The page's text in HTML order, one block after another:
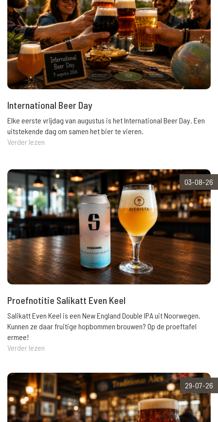
International Beer Day
Elke eerste vrijdag van augustus is het International Beer Day. Een
uitstekende dag om samen het bier te vieren.
Verder lezen
03-08-26
Proefnotitie Salikatt Even Keel
Salikatt Even Keel is een New England Double IPA uit Noorwegen.
Kunnen ze daar fruitige hopbommen brouwen? Op de proeftafel
ermee!
Verder lezen
29-07-26